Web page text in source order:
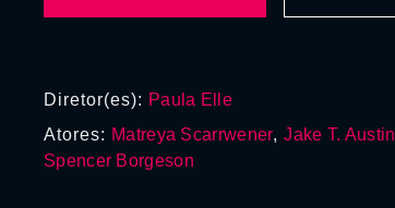
Diretor(es): Paula Elle
Atores: Matreya Scarrwener,Jake T. Austin
Spencer Borgeson